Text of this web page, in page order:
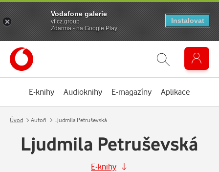
E-knihy Audioknihy E-magazíny Aplikace
Úvod Autoři Ljudmila Petruševská
Ljudmila Petruševská
E-knihy
Vodafone galerie
vf.cz.group
Zdarma - na Google Play
Instalovat